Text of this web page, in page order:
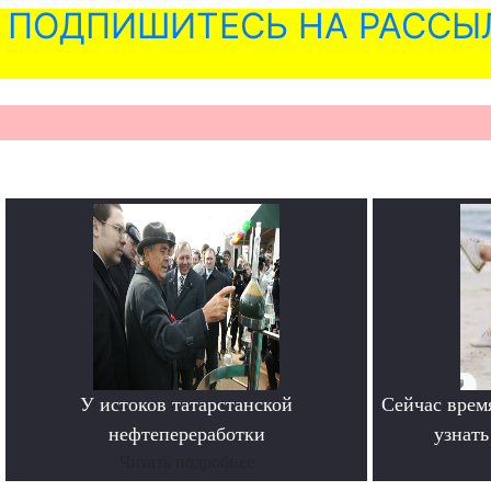
ПОДПИШИТЕСЬ НА
У истоков татарстанской
нефтепереработки
Сейчас